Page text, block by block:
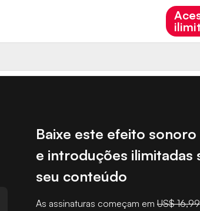
Baixe este efeito
e introduções ilimitadas
seu conteúdo
As assinaturas começam emUS$ 16,99